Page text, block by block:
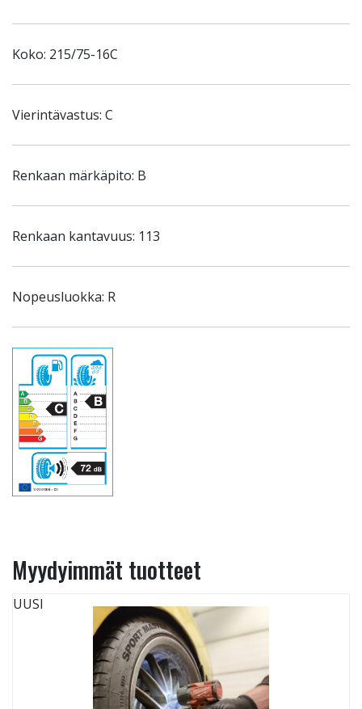
Koko: 215/75-16C
Vierintävastus: C
Renkaan märkäpito: B
Renkaan kantavuus: 113
Nopeusluokka: R
Myydyimmät tuotteet
UUSI